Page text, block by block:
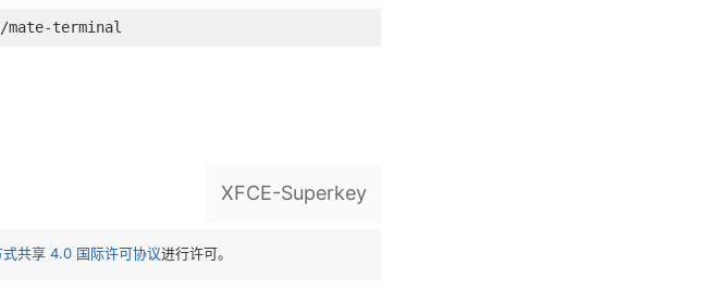
XFCE-Superkey
共享 4.0 国际许可协议进行许可。